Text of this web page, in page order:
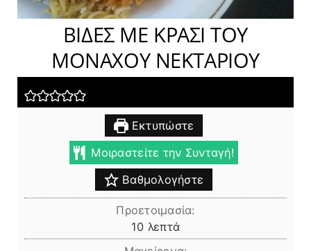
ΒΙΔΕΣ ΜΕ ΚΡΑΣΙ ΤΟΥ
ΜΟΝΑΧΟΥ ΝΕΚΤΑΡΙΟΥ
Εκτυπώστε
Μοιραστείτε την Συνταγή!
Βαθμολογήστε
Προετοιμασία:
10 λεπτά
λεπτά